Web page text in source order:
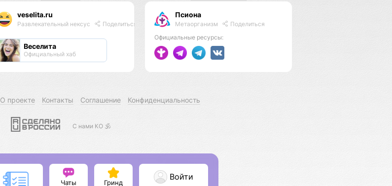
veselita.ru
Развлекательный нексус Поделиться
Веселита
Официальный хаб
Псиона
Метаорганизм
Поделиться
Официальные ресурсы:
О проекте Контакты Соглашение Конфиденциальность
С нами КО 🕉️
Чаты Гринд
Войти